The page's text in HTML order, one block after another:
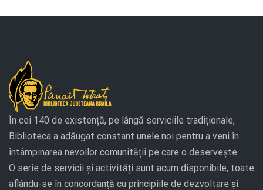
În cei 140 de existență, pe lângă serviciile tradiționale,
Biblioteca a adăugat constant unele noi pentru a veni în
întâmpinarea nevoilor comunității pe care o deservește.
O serie de servicii și activități sunt acum disponibile, toate
aflându-se în concordanță cu principiile de dezvoltare și